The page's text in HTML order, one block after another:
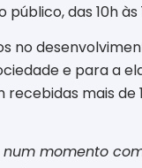
das 10h às
no
e para a
mais de
momento